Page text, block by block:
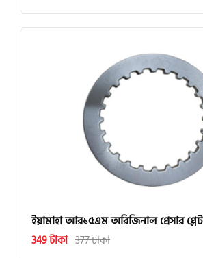
ইয়ামাহা আর১৫এম অরিজিনাল প্রেসার প্লেট
349 টাকা 377 টাকা